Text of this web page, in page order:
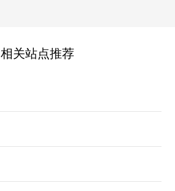
相关站点推荐